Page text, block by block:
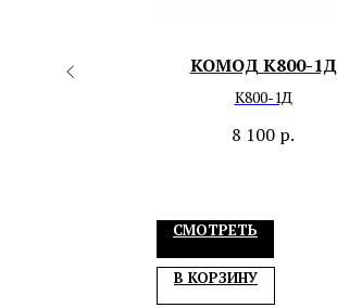
КОМОД К800-1Д
К800-1Д
8 100 р.
СМОТРЕТЬ
В КОРЗИНУ